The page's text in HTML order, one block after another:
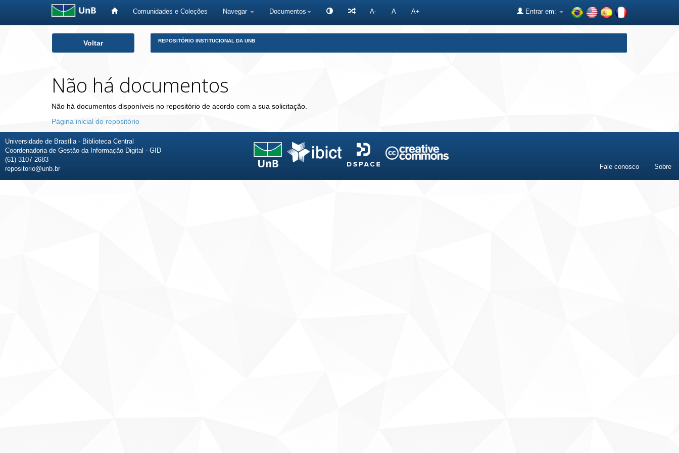
Comunidades e Coleções Navegar Documentos A- A A+ Entrar em:
Voltar REPOSITÓRIO INSTITUCIONAL DA UNB
Não há documentos
Não há documentos disponíveis no repositório de acordo com a sua solicitação.
Página inicial do repositório
Universidade de Brasília - Biblioteca Central
Coordenadoria de Gestão da Informação Digital - GID
(61) 3107-2683
repositorio@unb.br
Fale conosco Sobre